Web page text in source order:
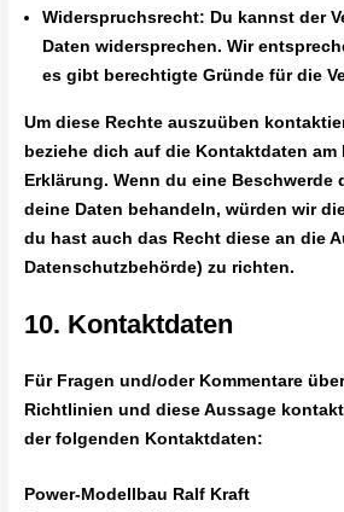
Widerspruchsrecht: Du kannst der
Daten widersprechen. Wir
es gibt berechtigte Gründe für die
Um diese Rechte auszuüben
beziehe dich auf die Kontaktdaten am
Erklärung. Wenn du eine Beschwerde
deine Daten behandeln, würden wir
du hast auch das Recht diese an die
Datenschutzbehörde) zu richten.
10. Kontaktdaten
Für Fragen und/oder Kommentare
Richtlinien und diese Aussage
der folgenden Kontaktdaten:
Power-Modellbau Ralf Kraft